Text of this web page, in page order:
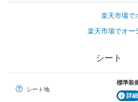
楽天市場で
楽天市場でオー
シート
シート地
標準装
詳細